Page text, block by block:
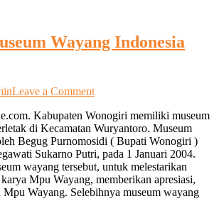
Wayang Indonesia
Leave a Commenton
Museum
Wayang
Indonesia
Wonogiri
Kabupaten Wonogiri memiliki museum
di Kecamatan Wuryantoro. Museum
Begug Purnomosidi ( Bupati Wonogiri )
Sukarno Putri, pada 1 Januari 2004.
wayang tersebut, untuk melestarikan
Mpu Wayang, memberikan apresiasi,
Mpu Wayang. Selebihnya museum wayang